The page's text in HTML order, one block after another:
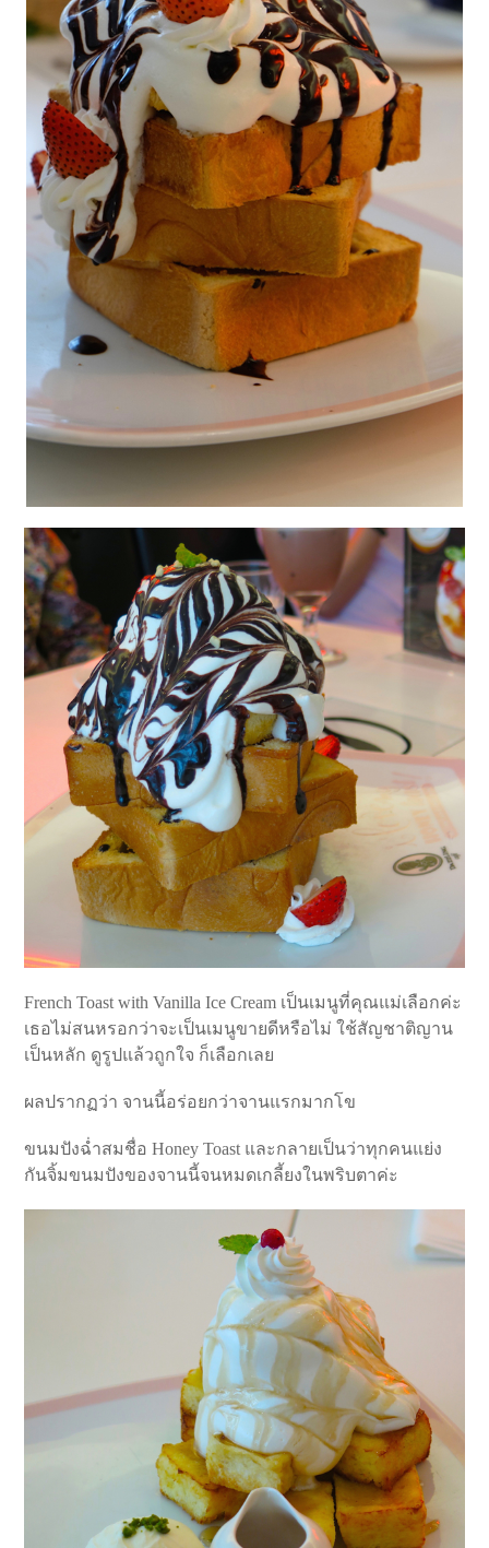
French Toast with Vanilla Ice Cream เป็นเมนูที่คุณแม่เลือกค่ะ
เธอไม่สนหรอกว่าจะเป็นเมนูขายดีหรือไม่ ใช้สัญชาติญาน
เป็นหลัก ดูรูปแล้วถูกใจ ก็เลือกเลย
ผลปรากฏว่า จานนี้อร่อยกว่าจานแรกมากโข
ขนมปังฉ่ำสมชื่อ Honey Toast และกลายเป็นว่าทุกคนแย่ง
กันจิ้มขนมปังของจานนี้จนหมดเกลี้ยงในพริบตาค่ะ